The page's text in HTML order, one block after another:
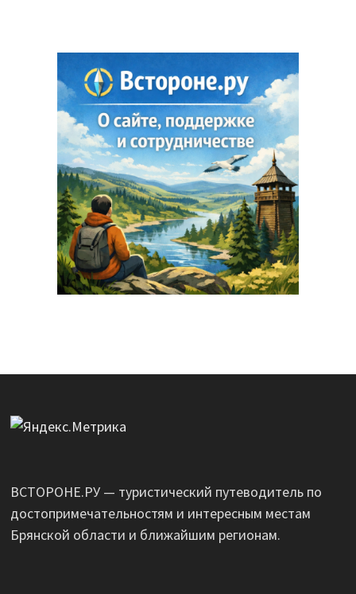
ВСТОРОНЕ.РУ — туристический путеводитель по
достопримечательностям и интересным местам
Брянской области и ближайшим регионам.